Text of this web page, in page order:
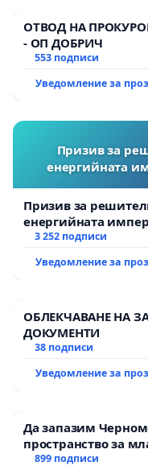
ОТВОД НА
- ОП ДОБРИЧ
553 подписи
Уведомление за
Призив за
енергийната
Призив за
енергийната
3 252 подписи
Уведомление за
ОБЛЕКЧАВАНЕ НА
ДОКУМЕНТИ
38 подписи
Уведомление за
Да запазим
пространство за
899 подписи